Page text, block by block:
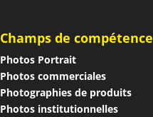
Champs de compétence
Photos Portrait
Photos commerciales
Photographies de produits
Photos institutionnelles